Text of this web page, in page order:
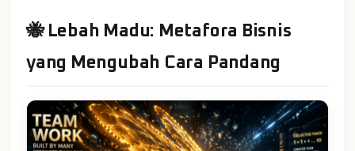
🐝 Lebah Madu: Metafora Bisnis
yang Mengubah Cara Pandang